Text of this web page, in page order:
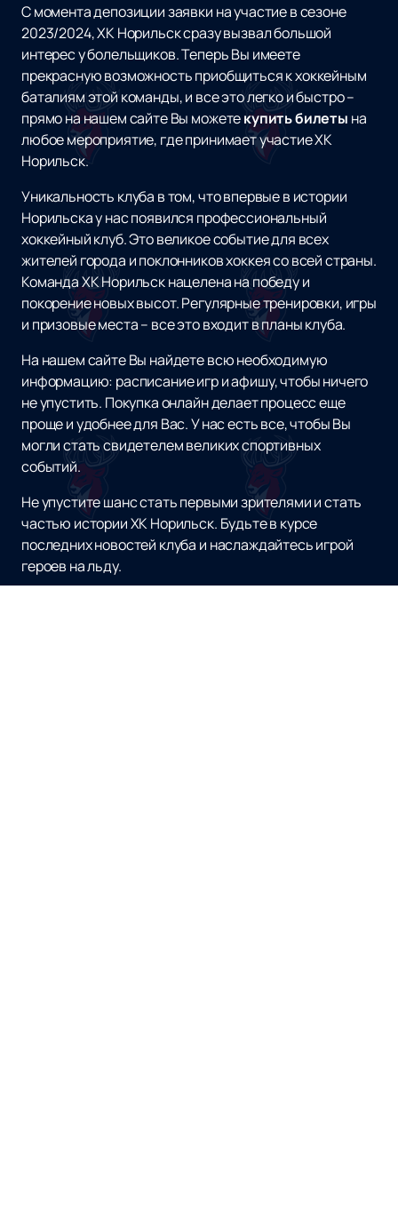
С момента депозиции заявки на участие в сезоне
2023/2024, ХК Норильск сразу вызвал большой
интерес у болельщиков. Теперь Вы имеете
прекрасную возможность приобщиться к хоккейным
баталиям этой команды, и все это легко и быстро –
прямо на нашем сайте Вы можетекупить билеты на
любое мероприятие, где принимает участие ХК
Норильск.
Уникальность клуба в том, что впервые в истории
Норильска у нас появился профессиональный
хоккейный клуб. Это великое событие для всех
жителей города и поклонников хоккея со всей страны.
Команда ХК Норильск нацелена на победу и
покорение новых высот. Регулярные тренировки, игры
и призовые места – все это входит в планы клуба.
На нашем сайте Вы найдете всю необходимую
информацию: расписание игр и афишу, чтобы ничего
не упустить. Покупка онлайн делает процесс еще
проще и удобнее для Вас. У нас есть все, чтобы Вы
могли стать свидетелем великих спортивных
событий.
Не упустите шанс стать первыми зрителями и стать
частью истории ХК Норильск. Будьте в курсе
последних новостей клуба и наслаждайтесь игрой
героев на льду.